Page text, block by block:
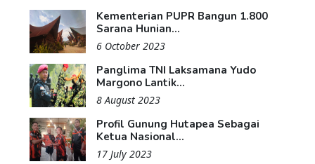
Kementerian PUPR Bangun 1.800
Sarana Hunian...
6 October 2023
Panglima TNI Laksamana Yudo
Margono Lantik...
8 August 2023
Profil Gunung Hutapea Sebagai
Ketua Nasional...
17 July 2023